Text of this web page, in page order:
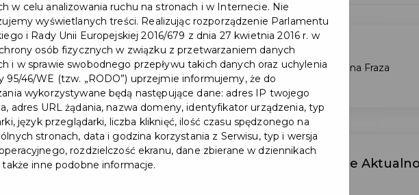
Ostatnie
w celu analizowania ruchu na stronach i w Internecie. Nie
wyświetlanych treści. Realizując rozporządzenie Parlamentu
i Rady Unii Europejskiej 2016/679 z dnia 27 kwietnia 2016 r. w
osób fizycznych w związku z przetwarzaniem danych
i w sprawie swobodnego przepływu takich danych oraz uchylenia
95/46/WE (tzw. „RODO”) uprzejmie informujemy, że do
wykorzystywane będą następujące dane: adres IP twojego
adres URL żądania, nazwa domeny, identyfikator urządzenia, typ
język przeglądarki, liczba kliknięć, ilość czasu spędzonego na
stronach, data i godzina korzystania z Serwisu, typ i wersja
rozdzielczość ekranu, dane zbierane w dziennikach
także inne podobne informacje.